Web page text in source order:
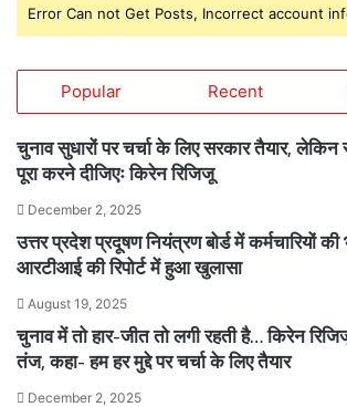
Error Can not Get Posts, Incorrect account
Popular Recent
चुनाव सुधारों पर चर्चा के लिए सरकार तैयार,
पूरा करने दीजिएः किरेन रिजिजू
December 2, 2025
उत्तर प्रदेश प्रदूषण नियंत्रण बोर्ड में कर्मचारियों
आरटीआई की रिपोर्ट में हुआ खुलासा
August 19, 2025
चुनाव में तो हार-जीत तो लगी रहती है… किरेन
तंज, कहा- हम हर मुद्दे पर चर्चा के लिए तैयार
December 2, 2025